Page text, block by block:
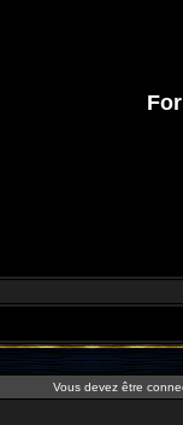
Vous devez être